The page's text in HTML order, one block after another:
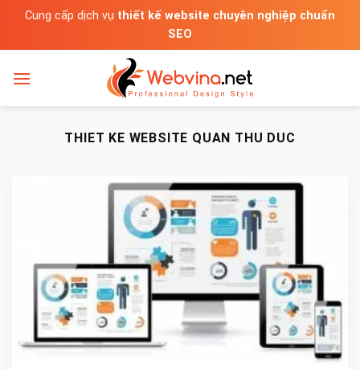
nội
dung
Cung cấp dịch vụ thiết kế website chuyên nghiệp chuẩn
SEO
THIET KE WEBSITE QUAN THU DUC